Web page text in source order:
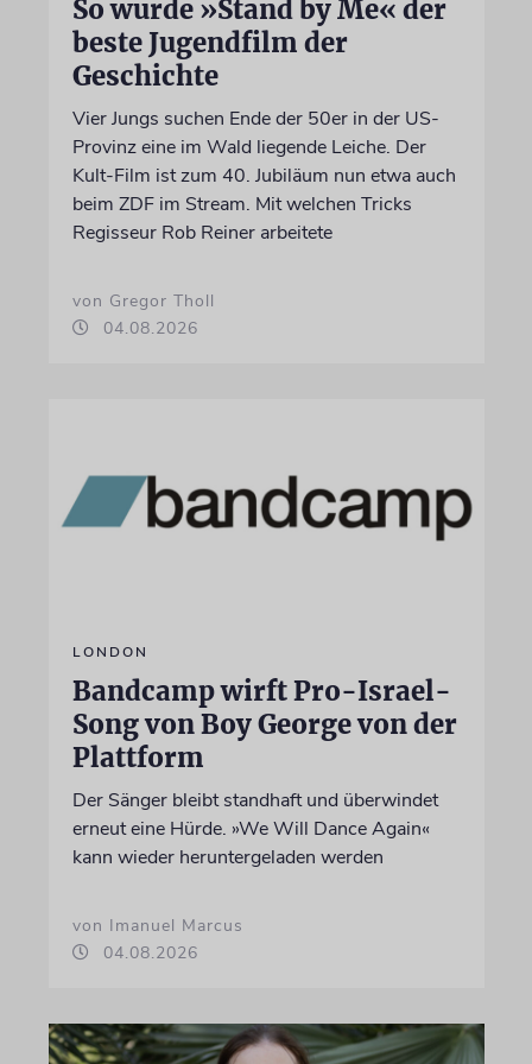
So wurde »Stand by Me« der
beste Jugendfilm der
Geschichte
Vier Jungs suchen Ende der 50er in der US-
Provinz eine im Wald liegende Leiche. Der
Kult-Film ist zum 40. Jubiläum nun etwa auch
beim ZDF im Stream. Mit welchen Tricks
Regisseur Rob Reiner arbeitete
von Gregor Tholl
04.08.2026
LONDON
Bandcamp wirft Pro-Israel-
Song von Boy George von der
Plattform
Der Sänger bleibt standhaft und überwindet
erneut eine Hürde. »We Will Dance Again«
kann wieder heruntergeladen werden
von Imanuel Marcus
04.08.2026